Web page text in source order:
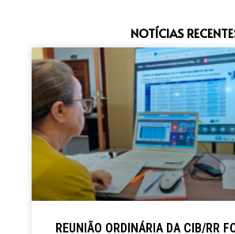
NOTÍCIAS
REUNIÃO ORDINÁRIA DA CIB/RR